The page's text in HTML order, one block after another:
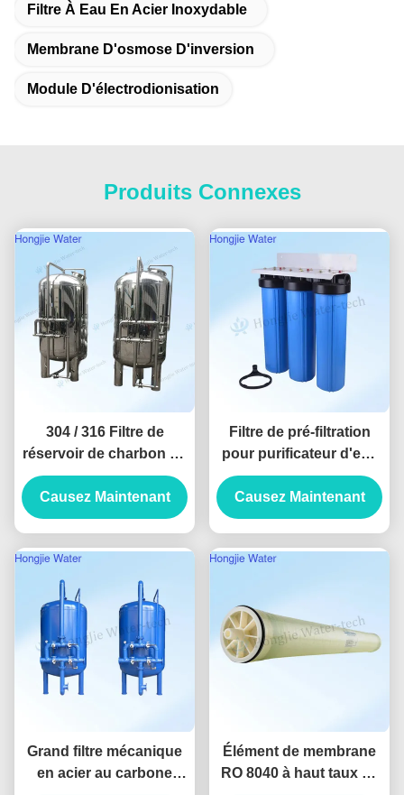
Filtre À Eau En Acier Inoxydable
Membrane D'osmose D'inversion
Module D'électrodionisation
Produits Connexes
304 / 316 Filtre de
réservoir de charbon de
sable en acier
inoxydable 60 m3/h
Causez Maintenant
Filtre de pré-filtration
pour purificateur d'eau
trois étapes 20 pouces
pour la purification de
l'eau de toute la maison
Causez Maintenant
Grand filtre mécanique
en acier au carbone
Élément de membrane
RO 8040 à haut taux de